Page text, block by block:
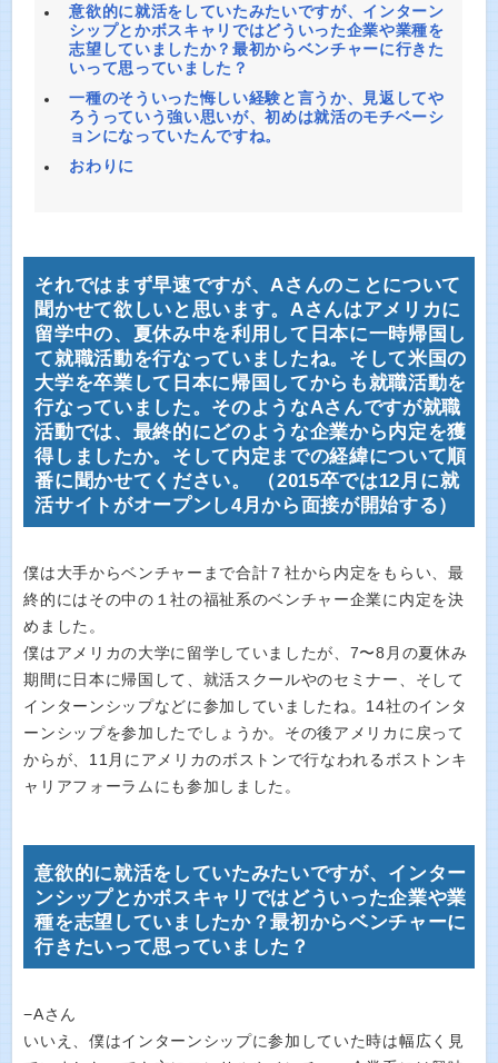
意欲的に就活をしていたみたいですが、インターン
シップとかボスキャリではどういった企業や業種を
志望していましたか？最初からベンチャーに行きた
いって思っていました？
一種のそういった悔しい経験と言うか、見返してや
ろうっていう強い思いが、初めは就活のモチベーシ
ョンになっていたんですね。
おわりに
それではまず早速ですが、Aさんのことについて
聞かせて欲しいと思います。Aさんはアメリカに
留学中の、夏休み中を利用して日本に一時帰国し
て就職活動を行なっていましたね。そして米国の
大学を卒業して日本に帰国してからも就職活動を
行なっていました。そのようなAさんですが就職
活動では、最終的にどのような企業から内定を獲
得しましたか。そして内定までの経緯について順
番に聞かせてください。 （2015卒では12月に就
活サイトがオープンし4月から面接が開始する）
僕は大手からベンチャーまで合計７社から内定をもらい、最
終的にはその中の１社の福祉系のベンチャー企業に内定を決
めました。
僕はアメリカの大学に留学していましたが、7〜8月の夏休み
期間に日本に帰国して、就活スクールやのセミナー、そして
インターンシップなどに参加していましたね。14社のインタ
ーンシップを参加したでしょうか。その後アメリカに戻って
からが、11月にアメリカのボストンで行なわれるボストンキ
ャリアフォーラムにも参加しました。
意欲的に就活をしていたみたいですが、インター
ンシップとかボスキャリではどういった企業や業
種を志望していましたか？最初からベンチャーに
行きたいって思っていました？
−Aさん
いいえ、僕はインターンシップに参加していた時は幅広く見